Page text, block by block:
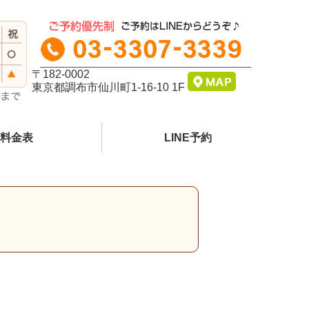
〒182-0002
東京都調布市仙川町1-16-10 1F
料金表 LINE予約